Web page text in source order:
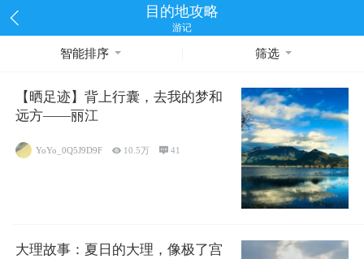
目的地攻略
游记
智能排序 筛选
【晒足迹】背上行囊，去我的梦和
远方——丽江
YoYo_0Q5J9D9F  10.5万 41
大理故事：夏日的大理，像极了宫